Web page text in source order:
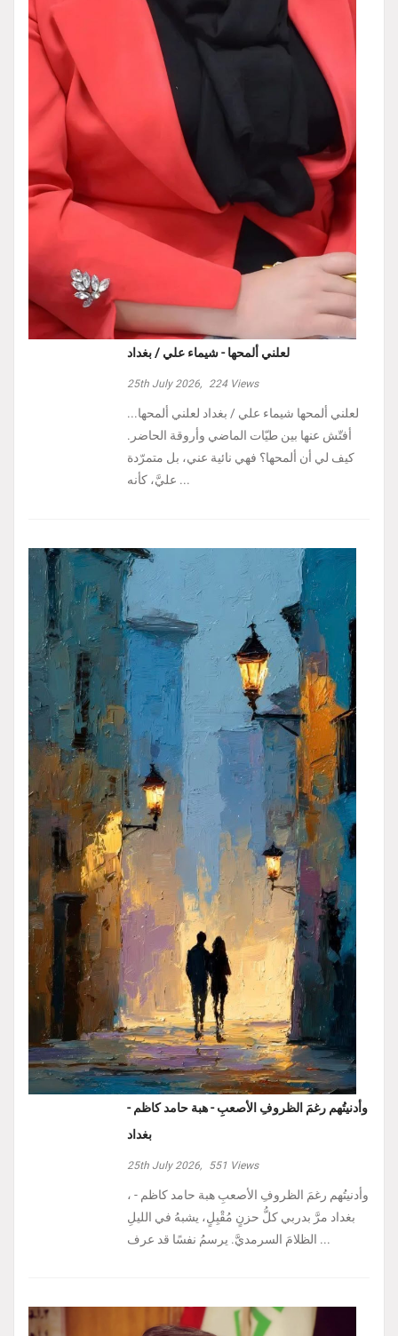
لعلني ألمحها - شيماء علي / بغداد
25th July 2026, 224Views
لعلني ألمحها شيماء علي / بغداد لعلني ألمحها...
أفتّش عنها بين طيّات الماضي وأروقة الحاضر.
كيف لي أن ألمحها؟ فهي نائية عني، بل متمرّدة
عليَّ، كأنه ...
وأدنيتُهم رغمَ الظروفِ الأصعبِ - هبة حامد كاظم -
بغداد
25th July 2026, 551 Views
، وأدنيتُهم رغمَ الظروفِ الأصعبِ هبة حامد كاظم -
بغداد مرَّ بدربي كلُّ حزنٍ مُقْبِلٍ، يشبهُ في الليلِ
الظلامَ السرمديَّ. يرسمُ نفسًا قد عرف ...